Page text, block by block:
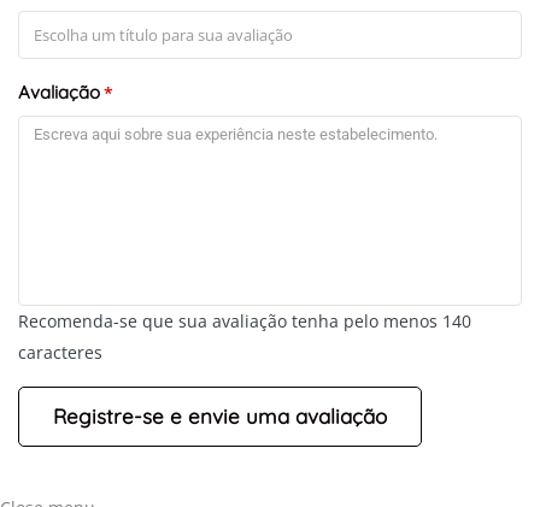
Avaliação*
Recomenda-se que sua avaliação tenha pelo menos 140
caracteres